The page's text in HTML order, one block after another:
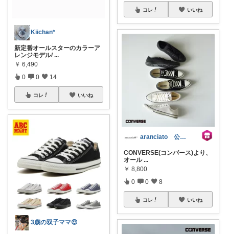
Kiichan*
新定番オールスターのカラーア
レンジモデル/ ...
￥ 6,490
0 0 14
コレ いいね
3歳の双子ママ😍
コレ いいね
aranciato 公式アカウント
CONVERSE(コンバース)より、
オール ...
￥ 8,800
0 0 8
コレ いいね